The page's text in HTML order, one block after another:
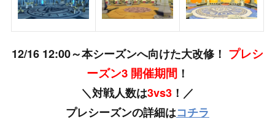
12/16 12:00～本シーズンへ向けた大改修！ プレシ
ーズン3 開催期間 ！
＼対戦人数は3vs3 ！／
プレシーズンの詳細はコチラ